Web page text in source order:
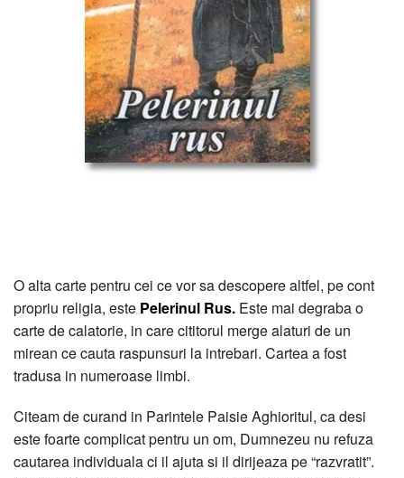
O alta carte pentru cei ce vor sa descopere altfel, pe cont
propriu religia, este Pelerinul Rus. Este mai degraba o
carte de calatorie, in care cititorul merge alaturi de un
mirean ce cauta raspunsuri la intrebari. Cartea a fost
tradusa in numeroase limbi.
Citeam de curand in Parintele Paisie Aghioritul, ca desi
este foarte complicat pentru un om, Dumnezeu nu refuza
cautarea individuala ci il ajuta si il dirijeaza pe “razvratit”.